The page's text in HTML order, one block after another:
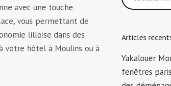
avec une touche
vous permettant de
lilloise dans des
votre hôtel à Moulins ou à
Articles
Yakalouer
fenêtres